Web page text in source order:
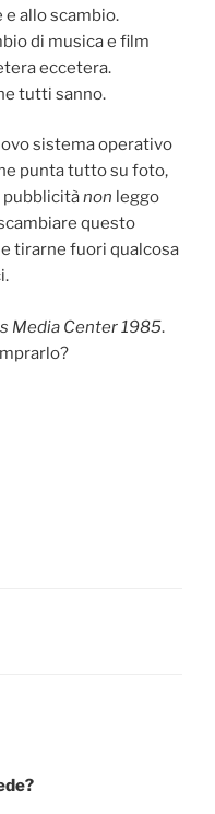
allo scambio.
di musica e film
eccetera.
tutti sanno.
sistema operativo
punta tutto su foto,
pubblicitànon leggo
questo
tirarne fuori qualcosa
Media Center 1985.